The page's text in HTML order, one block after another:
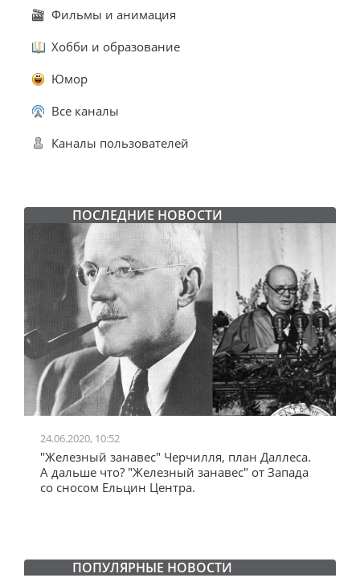
Фильмы и анимация
Хобби и образование
Юмор
Все каналы
Каналы пользователей
ПОСЛЕДНИЕ НОВОСТИ
24.06.2020, 10:52
"Железный занавес" Черчилля, план Даллеса.
А дальше что? "Железный занавес" от Запада
со сносом Ельцин Центра.
ПОПУЛЯРНЫЕ НОВОСТИ